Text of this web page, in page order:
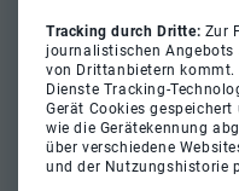
Tracking durch Dritte: Zur
journalistischen Angebots
von Drittanbietern kommt.
Dienste Tracking-
Gerät Cookies
wie die Gerätekennung
über verschiedene
und der Nutzungshistorie